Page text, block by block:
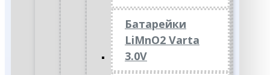
Батарейки
LiMnO2 Varta
3.0V